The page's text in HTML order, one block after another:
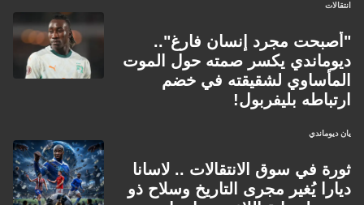
انتقالات
"أصبحت مجرد إنسان فارغ"..
ديوماندي يكسر صمته حول الموت
المأساوي لشقيقته في خضم
ارتباطه بليفربول!
يان ديوماندي
ثورة في سوق الانتقالات .. لاسانا
ديارا يُغير مجرى التاريخ وسلاح ذو